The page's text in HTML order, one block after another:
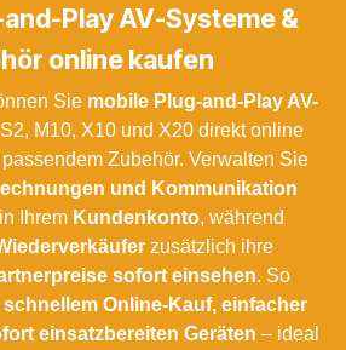
Play AV-Systeme &
online kaufen
Sie mobile Plug-and-Play AV-
M10, X10 und X20 direkt online
Zubehör. Verwalten Sie
und Kommunikation
Ihrem Kundenkonto, während
zusätzlich ihre
sofort einsehen. So
schnellem Online-Kauf, einfacher
einsatzbereiten Geräten – ideal